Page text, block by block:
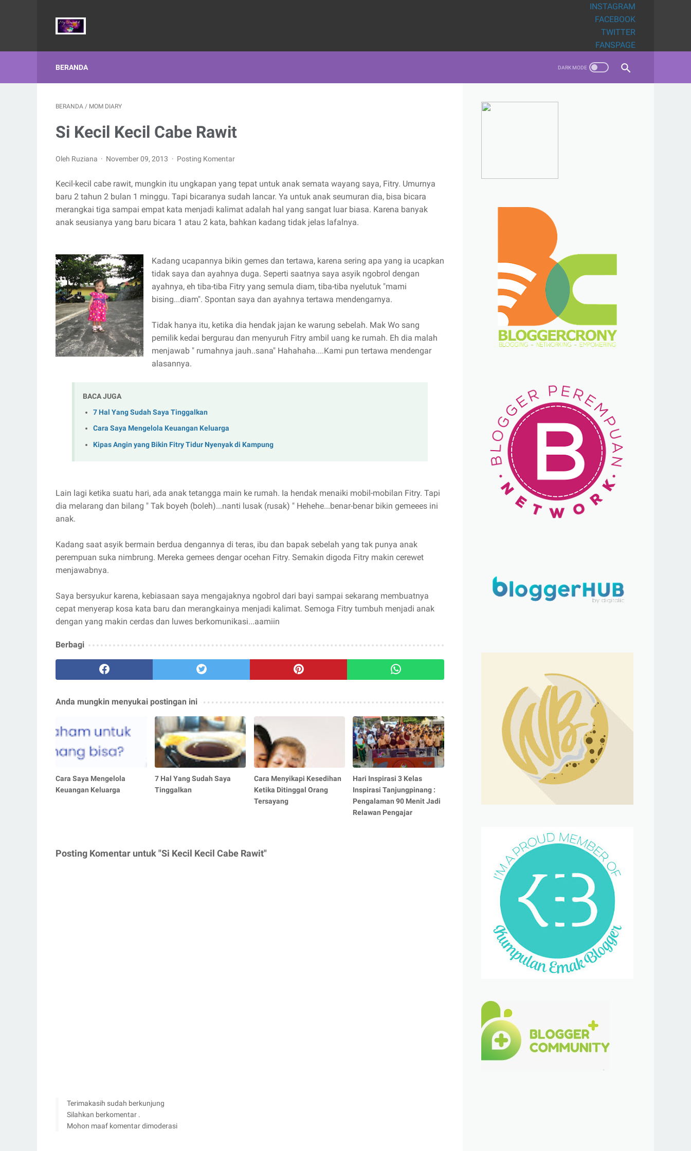
INSTAGRAM
FACEBOOK
TWITTER
FANSPAGE
BERANDA
BERANDA / MOM DIARY
Si Kecil Kecil Cabe Rawit
Oleh Ruziana November 09, 2013 Posting Komentar
Kecil-kecil cabe rawit, mungkin itu ungkapan yang tepat untuk anak semata wayang saya, Fitry. Umurnya
baru 2 tahun 2 bulan 1 minggu. Tapi bicaranya sudah lancar. Ya untuk anak seumuran dia, bisa bicara
merangkai tiga sampai empat kata menjadi kalimat adalah hal yang sangat luar biasa. Karena banyak
anak seusianya yang baru bicara 1 atau 2 kata, bahkan kadang tidak jelas lafalnya.
Kadang ucapannya bikin gemes dan tertawa, karena sering apa yang ia ucapkan
tidak saya dan ayahnya duga. Seperti saatnya saya asyik ngobrol dengan
ayahnya, eh tiba-tiba Fitry yang semula diam, tiba-tiba nyelutuk "mami
bising...diam". Spontan saya dan ayahnya tertawa mendengarnya.
Tidak hanya itu, ketika dia hendak jajan ke warung sebelah. Mak Wo sang
pemilik kedai bergurau dan menyuruh Fitry ambil uang ke rumah. Eh dia malah
menjawab " rumahnya jauh..sana" Hahahaha....Kami pun tertawa mendengar
alasannya.
BACA JUGA
7 Hal Yang Sudah Saya Tinggalkan
Cara Saya Mengelola Keuangan Keluarga
Kipas Angin yang Bikin Fitry Tidur Nyenyak di Kampung
Lain lagi ketika suatu hari, ada anak tetangga main ke rumah. Ia hendak menaiki mobil-mobilan Fitry. Tapi
dia melarang dan bilang " Tak boyeh (boleh)...nanti lusak (rusak) " Hehehe...benar-benar bikin gemeees ini
anak.
Kadang saat asyik bermain berdua dengannya di teras, ibu dan bapak sebelah yang tak punya anak
perempuan suka nimbrung. Mereka gemees dengar ocehan Fitry. Semakin digoda Fitry makin cerewet
menjawabnya.
Saya bersyukur karena, kebiasaan saya mengajaknya ngobrol dari bayi sampai sekarang membuatnya
cepat menyerap kosa kata baru dan merangkainya menjadi kalimat. Semoga Fitry tumbuh menjadi anak
dengan yang makin cerdas dan luwes berkomunikasi...aamiin
Berbagi
Anda mungkin menyukai postingan ini
Cara Saya Mengelola
Keuangan Keluarga
7 Hal Yang Sudah Saya
Tinggalkan
Cara Menyikapi Kesedihan
Ketika Ditinggal Orang
Tersayang
Hari Inspirasi 3 Kelas
Inspirasi Tanjungpinang :
Pengalaman 90 Menit Jadi
Relawan Pengajar
Posting Komentar untuk "Si Kecil Kecil Cabe Rawit"
Terimakasih sudah berkunjung
Silahkan berkomentar .
Mohon maaf komentar dimoderasi